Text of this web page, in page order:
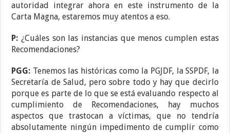
autoridad integrar ahora en este instrumento de la
Carta Magna, estaremos muy atentos a eso.
P: ¿Cuáles son las instancias que menos cumplen estas
Recomendaciones?
PGG: Tenemos las históricas como la PGJDF, la SSPDF, la
Secretaría de Salud, pero sobre todo y hay que decirlo
porque es parte de lo que se está evaluando respecto al
cumplimiento de Recomendaciones, hay muchos
aspectos que trastocan a víctimas, que no tendría
absolutamente ningún impedimento de cumplir como